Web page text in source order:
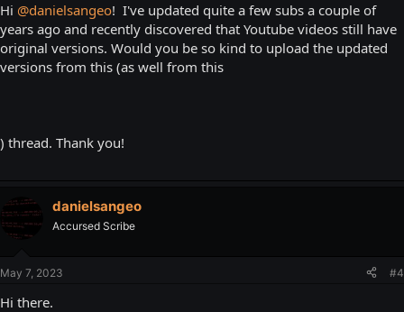
Hi @danielsangeo! I've updated quite a few subs a couple of
years ago and recently discovered that Youtube videos still have
original versions. Would you be so kind to upload the updated
versions from this (as well from this
) thread. Thank you!
danielsangeo
Accursed Scribe
May 7, 2023 #4
Hi there.